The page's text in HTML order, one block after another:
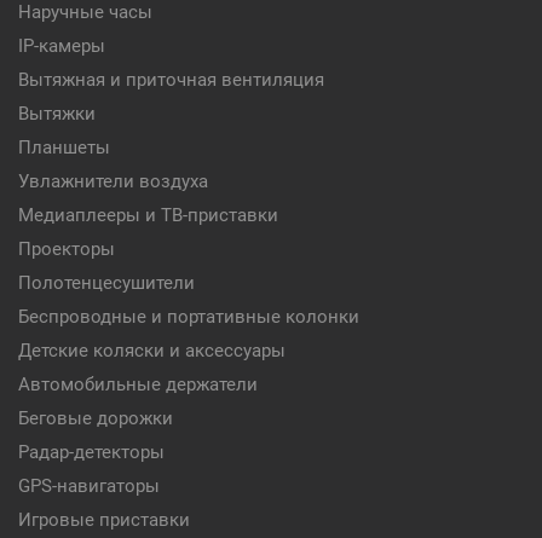
Наручные часы
IP-камеры
Вытяжная и приточная вентиляция
Вытяжки
Планшеты
Увлажнители воздуха
Медиаплееры и ТВ-приставки
Проекторы
Полотенцесушители
Беспроводные и портативные колонки
Детские коляски и аксессуары
Автомобильные держатели
Беговые дорожки
Радар-детекторы
GPS-навигаторы
Игровые приставки